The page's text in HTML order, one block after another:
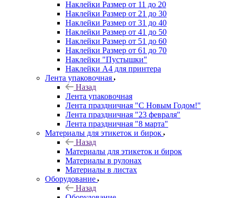
Наклейки Размер от 11 до 20
Наклейки Размер от 21 до 30
Наклейки Размер от 31 до 40
Наклейки Размер от 41 до 50
Наклейки Размер от 51 до 60
Наклейки Размер от 61 до 70
Наклейки "Пустышки"
Наклейки А4 для принтера
Лента упаковочная
Назад
Лента упаковочная
Лента праздничная "С Новым Годом!"
Лента праздничная "23 февраля"
Лента праздничная "8 марта"
Материалы для этикеток и бирок
Назад
Материалы для этикеток и бирок
Материалы в рулонах
Материалы в листах
Оборудование
Назад